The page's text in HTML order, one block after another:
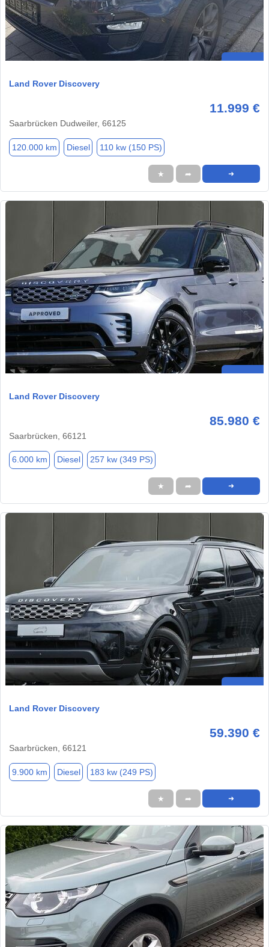
Land Rover Discovery
11.999 €
Saarbrücken Dudweiler, 66125
120.000 km Diesel 110 kw (150 PS)
★ ➦ ➜
Land Rover Discovery
85.980 €
Saarbrücken, 66121
6.000 km Diesel 257 kw (349 PS)
★ ➦ ➜
Land Rover Discovery
59.390 €
Saarbrücken, 66121
9.900 km Diesel 183 kw (249 PS)
★ ➦ ➜